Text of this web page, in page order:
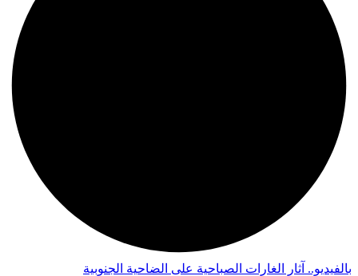
بالفيديو.. آثار الغارات الصباحية على الضاحية الجنوبية